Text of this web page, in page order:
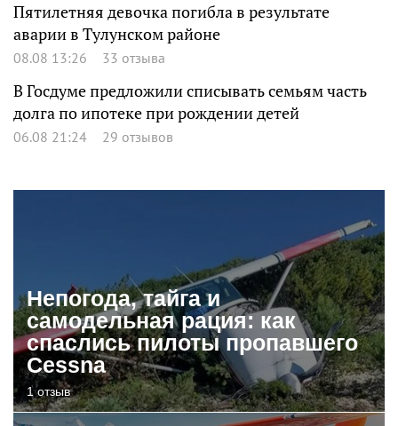
Пятилетняя девочка погибла в результате
аварии в Тулунском районе
08.08 13:26 33 отзыва
В Госдуме предложили списывать семьям часть
долга по ипотеке при рождении детей
06.08 21:24 29 отзывов
Непогода, тайга и
самодельная рация: как
спаслись пилоты пропавшего
Cessna
1 отзыв